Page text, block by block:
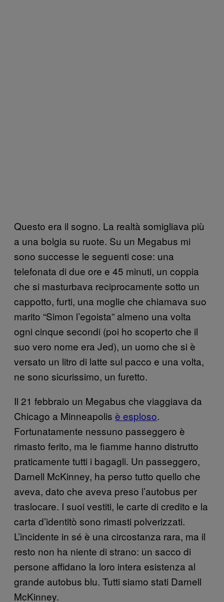
Questo era il sogno. La realtà somigliava più
a una bolgia su ruote. Su un Megabus mi
sono successe le seguenti cose: una
telefonata di due ore e 45 minuti, un coppia
che si masturbava reciprocamente sotto un
cappotto, furti, una moglie che chiamava suo
marito “Simon l’egoista” almeno una volta
ogni cinque secondi (poi ho scoperto che il
suo vero nome era Jed), un uomo che si è
versato un litro di latte sul pacco e una volta,
ne sono sicurissimo, un furetto.
Il 21 febbraio un Megabus che viaggiava da
Chicago a Minneapolis è esploso.
Fortunatamente nessuno passeggero è
rimasto ferito, ma le fiamme hanno distrutto
praticamente tutti i bagagli. Un passeggero,
Darnell McKinney, ha perso tutto quello che
aveva, dato che aveva preso l’autobus per
traslocare. I suoi vestiti, le carte di credito e la
carta d’identitò sono rimasti polverizzati.
L’incidente in sé è una circostanza rara, ma il
resto non ha niente di strano: un sacco di
persone affidano la loro intera esistenza al
grande autobus blu. Tutti siamo stati Darnell
McKinney.